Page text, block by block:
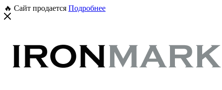
🔥 Сайт продается Подробнее